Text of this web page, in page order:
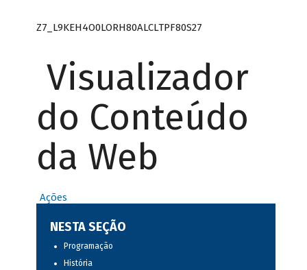
Z7_L9KEH4O0LORH80ALCLTPF80S27
Visualizador
do Conteúdo
da Web
Ações
NESTA SEÇÃO
Programação
História